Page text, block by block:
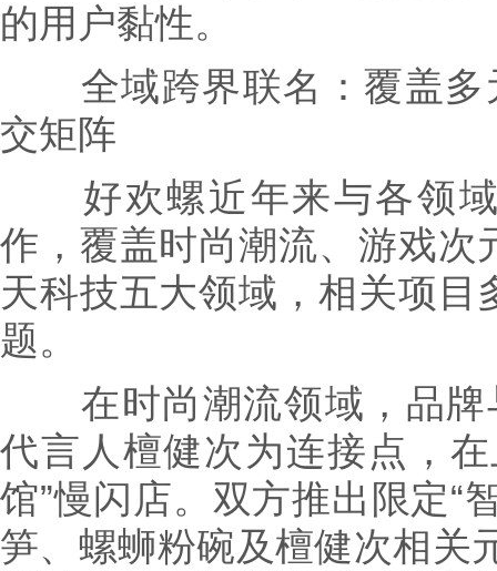
的用户黏性。
全域跨界联名：覆盖多
交矩阵
好欢螺近年来与各领域
作，覆盖时尚潮流、游戏次
天科技五大领域，相关项
题。
在时尚潮流领域，品牌
代言人檀健次为连接点，
馆”慢闪店。双方推出限定“
笋、螺蛳粉碗及檀健次相关